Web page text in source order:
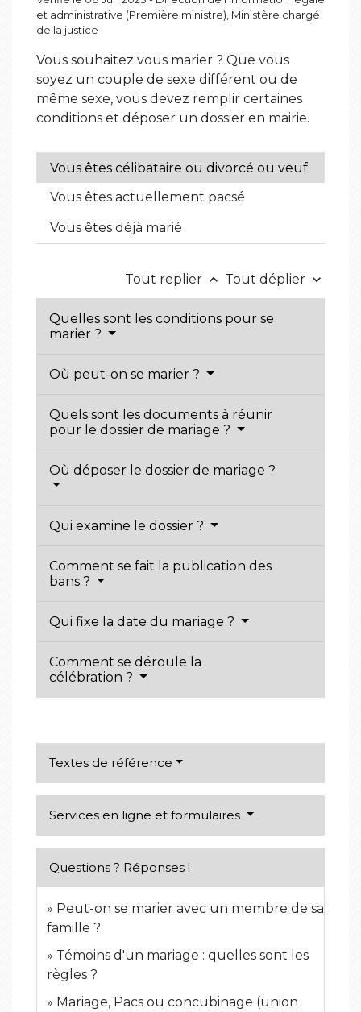
et administrative (Première ministre), Ministère chargé
de la justice
Vous souhaitez vous marier ? Que vous
soyez un couple de sexe différent ou de
même sexe, vous devez remplir certaines
conditions et déposer un dossier en mairie.
Vous êtes célibataire ou divorcé ou veuf
Vous êtes actuellement pacsé
Vous êtes déjà marié
Tout replier keyboard_arrow_up Tout déplier keyboard_arrow_down
Quelles sont les conditions pour se
marier ?
Où peut-on se marier ?
Quels sont les documents à réunir
pour le dossier de mariage ?
Où déposer le dossier de mariage ?
Qui examine le dossier ?
Comment se fait la publication des
bans ?
Qui fixe la date du mariage ?
Comment se déroule la
célébration ?
Textes de référence
Services en ligne et formulaires
Questions ? Réponses !
Peut-on se marier avec un membre de sa
famille ?
Témoins d'un mariage : quelles sont les
règles ?
Mariage, Pacs ou concubinage (union